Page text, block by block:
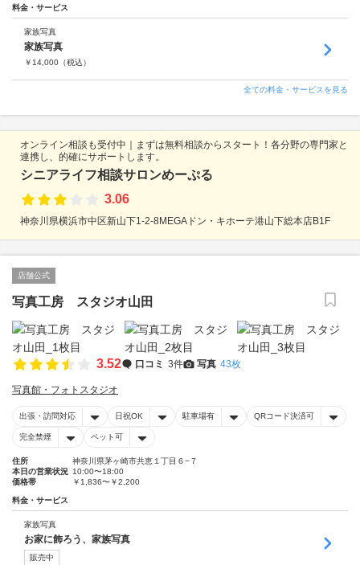
料金・サービス
家族写真
家族写真
￥ 14,000 （税込）
全ての料金・サービスを見る
オンライン相談も受付中｜まずは無料相談からスタート！各分野の専門家と
連携し、的確にサポートします。
シニアライフ相談サロンめーぷる
3.06
神奈川県横浜市中区新山下1-2-8MEGAドン・キホーテ港山下総本店B1F
店舗公式
写真工房 スタジオ山田
3.52 口コミ 3件 写真 43枚
写真館・フォトスタジオ
出張・訪問対応 日祝OK 駐車場有 QRコード決済可
完全禁煙 ペット可
住所
神奈川県茅ヶ崎市共恵１丁目６−７
本日の営業状況 10:00〜18:00
価格帯
￥1,836〜￥2,200
料金・サービス
家族写真
お家に飾ろう、家族写真
販売中